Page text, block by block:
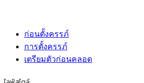
ก่อนตั้งครรภ์
การตั้งครรภ์
เตรียมตัวก่อนคลอด